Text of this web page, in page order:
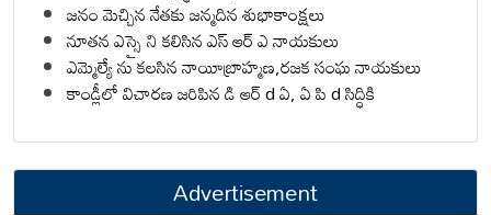
జనం మెచ్చిన నేతకు జన్మదిన శుభాకాంక్షలు
నూతన ఎస్సై ని కలిసిన ఎస్ ఆర్ ఎ నాయకులు
ఎమ్మెల్యే ను కలసిన నాయీబ్రాహ్మణ,రజక సంఘ నాయకులు
కాండ్లీలో విచారణ జరిపిన డి ఆర్ d ఏ, ఏ పి d సిద్ధికి
Advertisement